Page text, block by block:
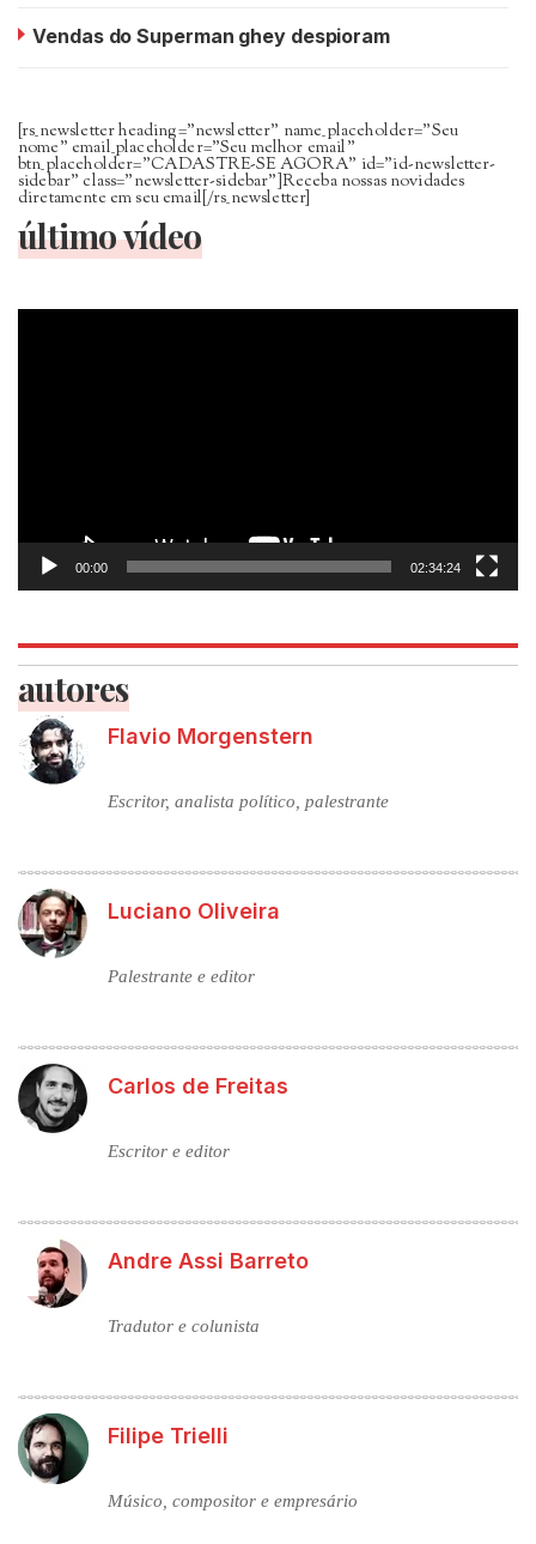
Vendas do Superman ghey despioram
[rs_newsletter heading=”newsletter” name_placeholder=”Seu
nome” email_placeholder=”Seu melhor email”
btn_placeholder=”CADASTRE-SE AGORA” id=”id-newsletter-
sidebar” class=”newsletter-sidebar”]Receba nossas novidades
diretamente em seu email[/rs_newsletter]
último vídeo
Tocador
00:00 02:34:24
autores
Flavio Morgenstern
Escritor, analista político, palestrante
Luciano Oliveira
Palestrante e editor
Carlos de Freitas
Escritor e editor
Andre Assi Barreto
Tradutor e colunista
Filipe Trielli
Músico, compositor e empresário